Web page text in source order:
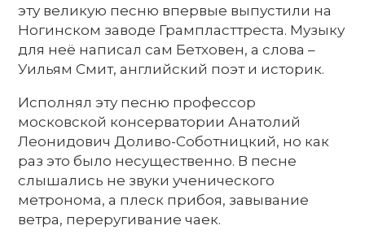
эту великую песню впервые выпустили на
Ногинском заводе Грампласттреста. Музыку
для неё написал сам Бетховен, а слова –
Уильям Смит, английский поэт и историк.
Исполнял эту песню профессор
московской консерватории Анатолий
Леонидович Доливо-Соботницкий, но как
раз это было несущественно. В песне
слышались не звуки ученического
метронома, а плеск прибоя, завывание
ветра, переругивание чаек.